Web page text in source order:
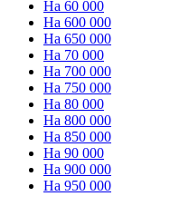
На 60 000
На 600 000
На 650 000
На 70 000
На 700 000
На 750 000
На 80 000
На 800 000
На 850 000
На 90 000
На 900 000
На 950 000